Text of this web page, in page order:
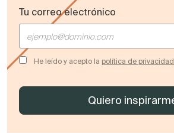
Tu correo electrónico
He leído y acepto la política de privacidad